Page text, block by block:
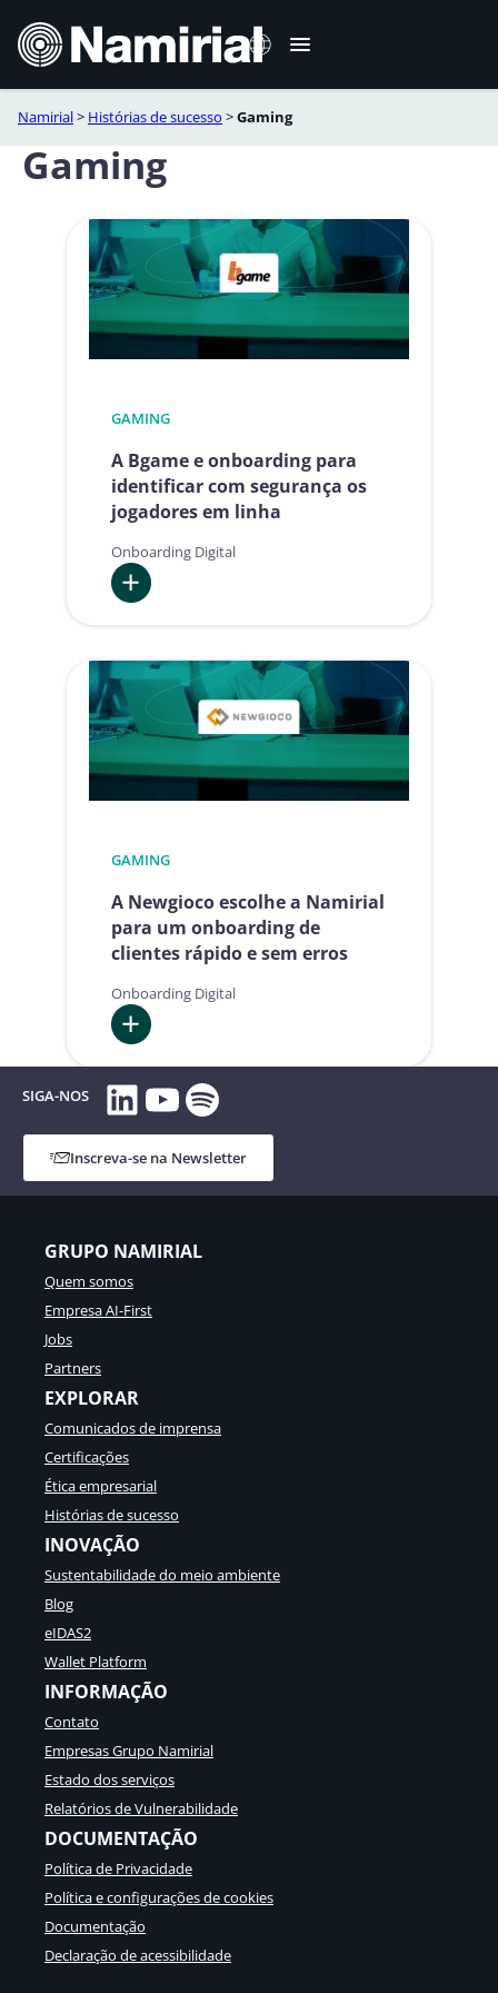
content
Français
Español
Namirial> Histórias de sucesso >Gaming
Gaming
GAMING
A Bgame e onboarding para
identificar com segurança os
jogadores em linha
Onboarding Digital
Bgame
e
onboarding
identificar
com
os
em
linha
GAMING
A Newgioco escolhe a Namirial
para um onboarding de
clientes rápido e sem erros
Onboarding Digital
A
Newgioco
escolhe
a
Namirial
um
de
clientes
sem
erros
SIGA-NOS LinkedIn
YouTube
Spotify
Inscreva-se na Newsletter
GRUPO NAMIRIAL
Quem somos
Empresa AI-First
Jobs
Partners
EXPLORAR
Comunicados de imprensa
Certificações
Ética empresarial
Histórias de sucesso
INOVAÇÃO
Sustentabilidade do meio ambiente
Blog
eIDAS2
Wallet Platform
INFORMAÇÃO
Contato
Empresas Grupo Namirial
Estado dos serviços
Relatórios de Vulnerabilidade
DOCUMENTAÇÃO
Política de Privacidade
Política e configurações de cookies
Documentação
Declaração de acessibilidade